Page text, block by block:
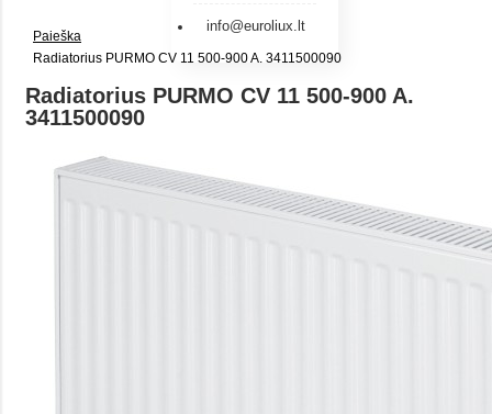
info@euroliux.lt
Paieška
Radiatorius PURMO CV 11 500-900 A. 3411500090
Radiatorius PURMO CV 11 500-900 A.
3411500090